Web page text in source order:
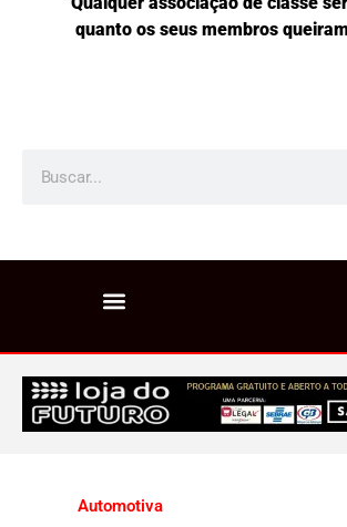
quanto os seus membros
Automotiva